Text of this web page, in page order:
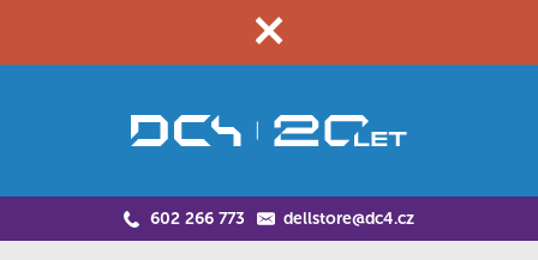
602 266 773 dellstore@dc4.cz